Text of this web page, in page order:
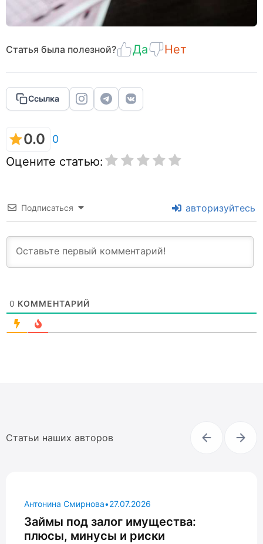
Статья была полезной? Да Нет
Ссылка
0.0 0
Оцените статью:
Подписаться авторизуйтесь
0 КОММЕНТАРИЙ
Статьи наших авторов
Антонина Смирнова•27.07.2026
Займы под залог имущества:
плюсы, минусы и риски